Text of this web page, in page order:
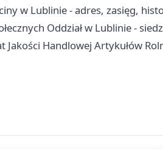
w Lublinie - adres, zasięg,
Oddział w Lublinie -
Handlowej Artykułów